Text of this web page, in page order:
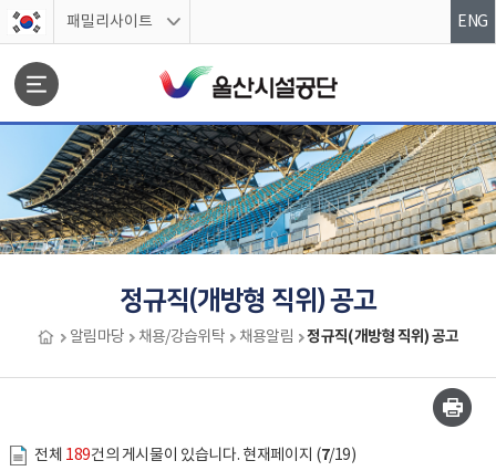
스킵네비게이션
패밀리사이트 ENG
정규직(개방형 직위) 공고
알림마당 채용/강습위탁 채용알림 정규직(개방형 직위) 공고
정규직(개방형 직위) 공고 시작
전체 189건의 게시물이 있습니다. 현재페이지 (7/19)